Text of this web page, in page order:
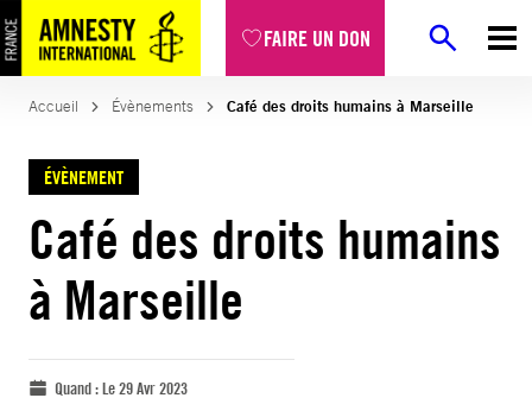
FAIRE UN DON
Accueil Évènements Café des droits humains à Marseille
ÉVÈNEMENT
Café des droits humains
à Marseille
Quand :Le 29 Avr 2023